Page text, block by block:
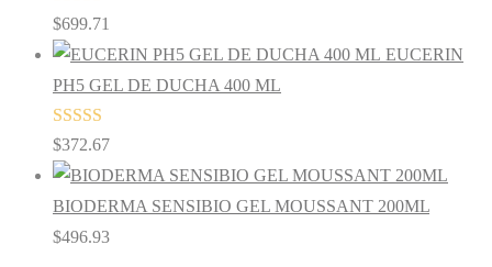
Valorado en
5.00de 5
$699.71
EUCERIN
PH5 GEL DE DUCHA 400 ML
Valorado en
5.00de 5
$372.67
BIODERMA SENSIBIO GEL MOUSSANT 200ML
$496.93